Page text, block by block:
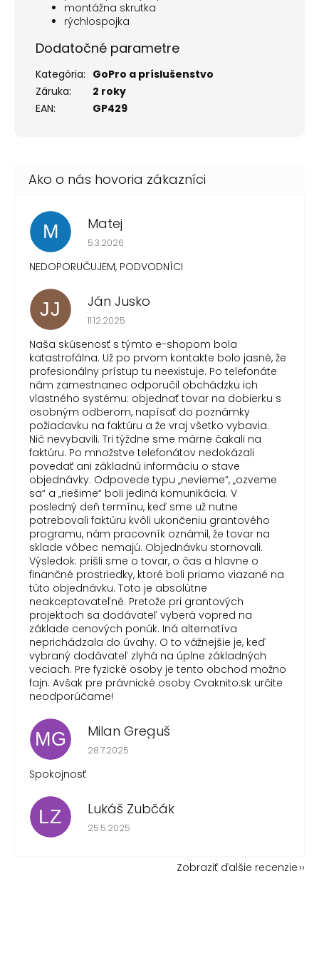
montážna skrutka
rýchlospojka
Dodatočné parametre
Kategória: GoPro a príslušenstvo
Záruka:
2 roky
EAN: GP429
M Matej
Hodnotenie obchodu je 1 z 5 hviezdičiek.
5.3.2026
NEDOPORUČUJEM, PODVODNÍCI
JJ Ján Jusko
Hodnotenie obchodu je 1 z 5 hviezdičiek.
11.12.2025
Naša skúsenosť s týmto e-shopom bola
katastrofálna. Už po prvom kontakte bolo jasné, že
profesionálny prístup tu neexistuje. Po telefonáte
nám zamestnanec odporučil obchádzku ich
vlastného systému: objednať tovar na dobierku s
osobným odberom, napísať do poznámky
požiadavku na faktúru a že vraj všetko vybavia.
Nič nevybavili. Tri týždne sme márne čakali na
faktúru. Po množstve telefonátov nedokázali
povedať ani základnú informáciu o stave
objednávky. Odpovede typu „nevieme“, „ozveme
sa“ a „riešime“ boli jediná komunikácia. V
posledný deň termínu, keď sme už nutne
potrebovali faktúru kvôli ukončeniu grantového
programu, nám pracovník oznámil, že tovar na
sklade vôbec nemajú. Objednávku stornovali.
Výsledok: prišli sme o tovar, o čas a hlavne o
finančné prostriedky, ktoré boli priamo viazané na
túto objednávku. Toto je absolútne
neakceptovateľné. Pretože pri grantových
projektoch sa dodávateľ vyberá vopred na
základe cenových ponúk. Iná alternatíva
neprichádzala do úvahy. O to vážnejšie je, keď
vybraný dodávateľ zlyhá na úplne základných
veciach. Pre fyzické osoby je tento obchod možno
fajn. Avšak pre právnické osoby Cvaknito.sk určite
neodporúčame!
MG Milan Greguš
Hodnotenie obchodu je 5 z 5 hviezdičiek.
28.7.2025
Spokojnosť
LZ Lukáš Zubčák
Hodnotenie obchodu je 5 z 5 hviezdičiek.
25.5.2025
Zobraziť ďalšie recenzie